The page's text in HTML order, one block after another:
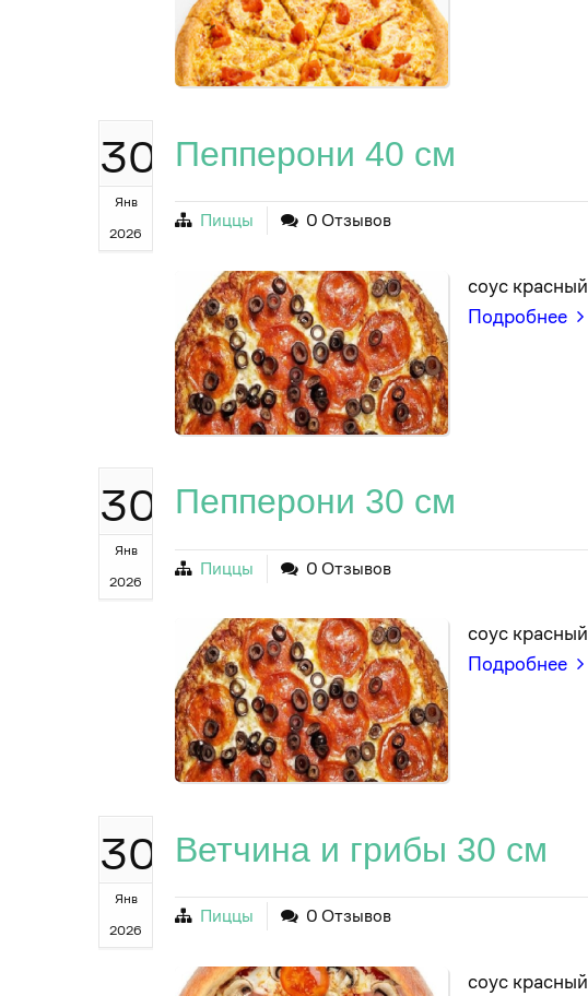
30
Янв
2026
Пепперони 40 см
Пиццы 0 Отзывов
соус
Подробнее
30
Янв
2026
Пепперони 30 см
Пиццы 0 Отзывов
соус
Подробнее
30
Янв
2026
Ветчина и грибы 30 см
Пиццы 0 Отзывов
соус